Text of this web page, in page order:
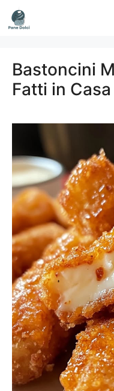
Vai
al
Bastoncini
Fatti in Casa